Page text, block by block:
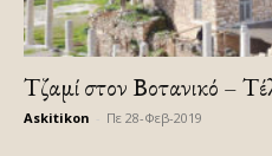
Τζαμί στον Βοτανικό –
Askitikon Πε 28-Φεβ-2019